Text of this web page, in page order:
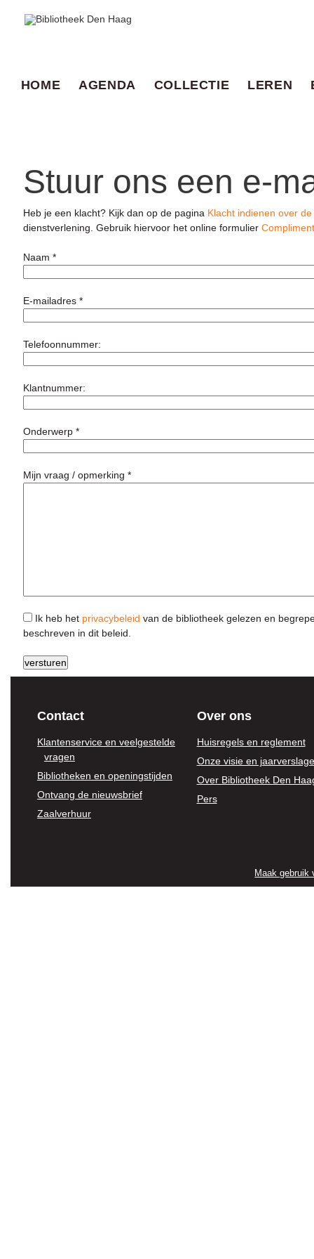
HOME AGENDA COLLECTIE LEREN
Stuur ons een e-
Heb je een klacht? Kijk dan op de pagina Klacht indienen over
dienstverlening. Gebruik hiervoor het online formulier
Naam *
E-mailadres *
Telefoonnummer:
Klantnummer:
Onderwerp *
Mijn vraag / opmerking *
Ik heb het privacybeleid van de bibliotheek gelezen en
beschreven in dit beleid.
Contact
Klantenservice en veelgestelde
vragen
Bibliotheken en openingstijden
Ontvang de nieuwsbrief
Zaalverhuur
Over ons
Huisregels en reglement
Onze visie en
Over Bibliotheek Den
Pers
Maak gebruik